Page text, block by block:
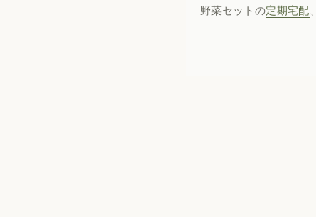
野菜セットの定期宅配